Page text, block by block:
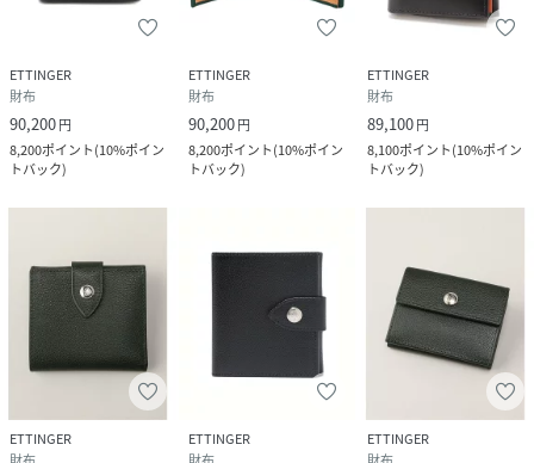
ETTINGER
財布
90,200円
8,200ポイント(10%ポイン
トバック)
ETTINGER
財布
90,200円
8,200ポイント(10%ポイン
トバック)
ETTINGER
財布
89,100円
8,100ポイント(10%ポイン
トバック)
ETTINGER
ETTINGER
ETTINGER